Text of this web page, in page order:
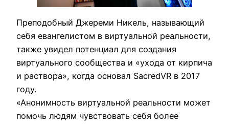
Преподобный Джереми Никель, называющий
себя евангелистом в виртуальной реальности,
также увидел потенциал для создания
виртуального сообщества и «ухода от кирпича
и раствора», когда основал SacredVR в 2017
году.
«Анонимность виртуальной реальности может
помочь людям чувствовать себя более